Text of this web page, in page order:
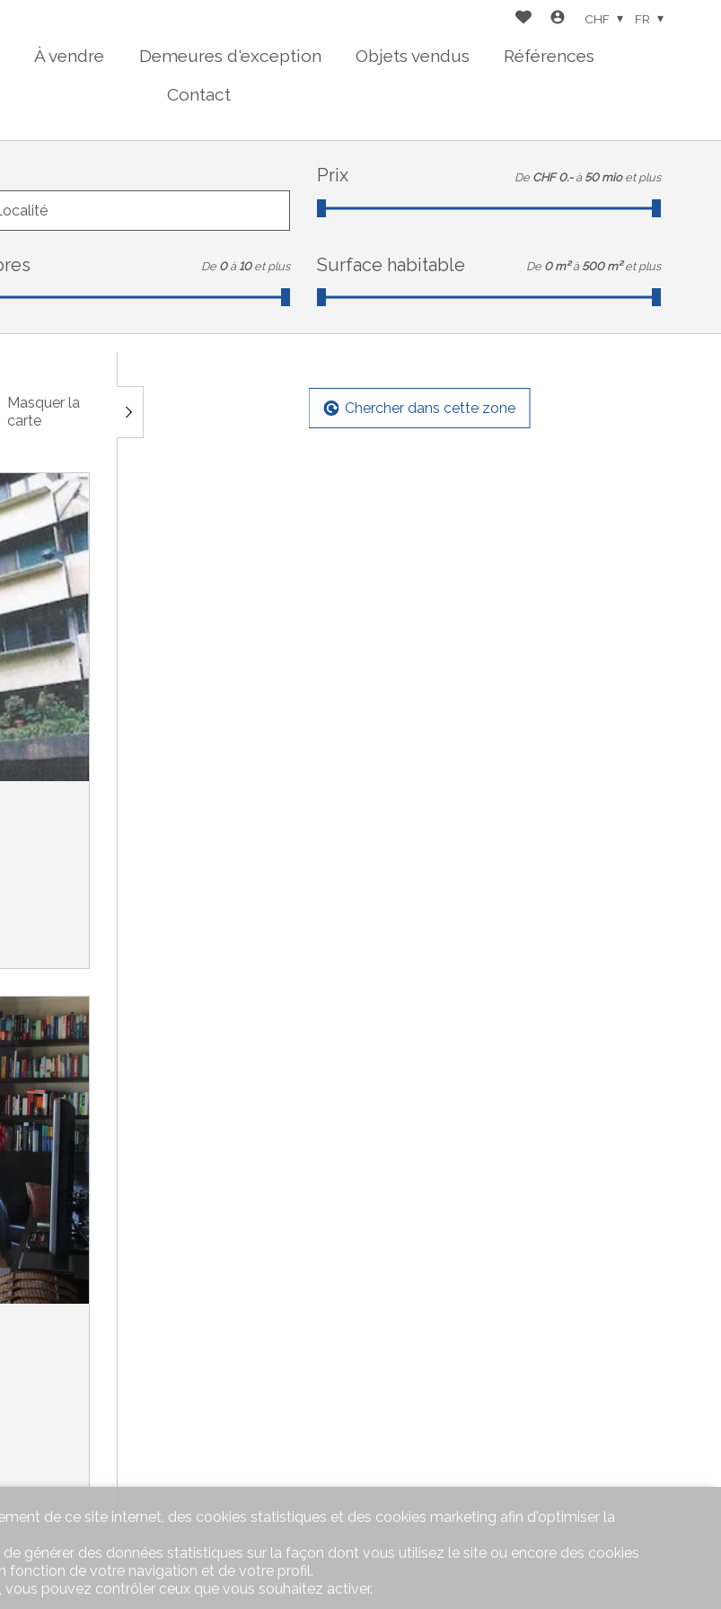
À vendre Demeures d'exception Objets vendus
Références
Contact
CHF FR
Prix De CHF 0.- à 50 mio et plus
De 0 à 10 et plus Surface habitable De 0 m² à 500 m² et plus
Masquer la
carte
Chercher dans cette zone
de ce site internet, des cookies statistiques et des cookies marketing afin d'optimiser la
générer des données statistiques sur la façon dont vous utilisez le site ou encore des cookies
fonction de votre navigation et de votre profil.
pouvez contrôler ceux que vous souhaitez activer.